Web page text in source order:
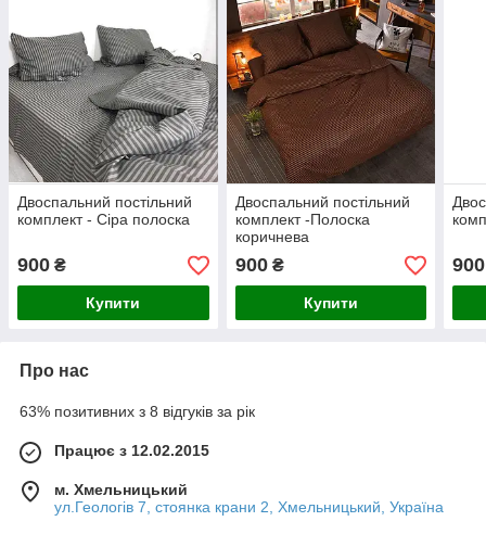
Двоспальний постільний
комплект - Сіра полоска
900 ₴
Купити
Двоспальний постільний
комплект -Полоска
коричнева
900₴
Купити
900
Про нас
63% позитивних з 8 відгуків за рік
Працює з 12.02.2015
м. Хмельницький
ул.Геологів 7, стоянка крани 2, Хмельницький, Україна